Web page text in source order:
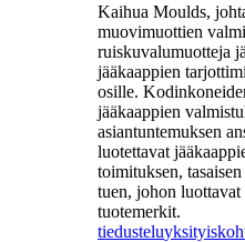
Kaihua Moulds,
muovimuottien
ruiskuvalumuotteja
jääkaappien
osille.
jääkaappien
asiantuntemuksen
luotettavat
toimituksen,
tuen, johon
tuotemerkit.
tiedustelu